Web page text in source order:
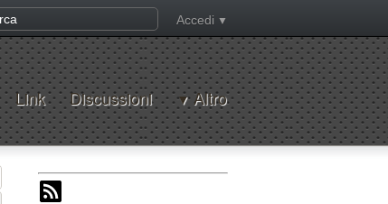
Accedi
Link Discussioni Altro